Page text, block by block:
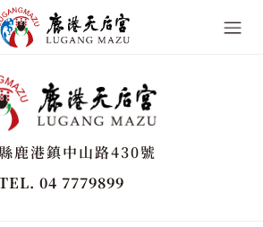
鹿港鎮中山路430號
04 7779899